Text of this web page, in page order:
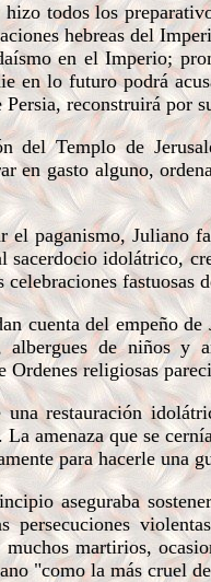
todos los
hebreas del
en el Imperio;
en lo futuro podrá
reconstruirá por
del Templo de
en gasto alguno,
paganismo, Juliano
sacerdocio idolátrico,
fastuosas
del empeño de
albergues de niños y
Ordenes religiosas
restauración
amenaza que se
para hacerle una
aseguraba
persecuciones
martirios,
"como la más cruel